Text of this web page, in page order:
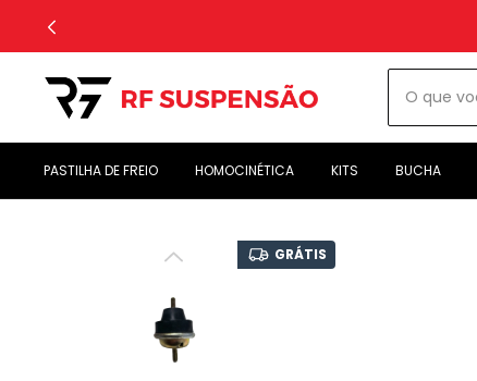
PASTILHA DE FREIO HOMOCINÉTICA KITS BUCHA
GRÁTIS